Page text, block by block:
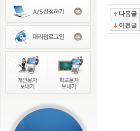
다음글
이전글